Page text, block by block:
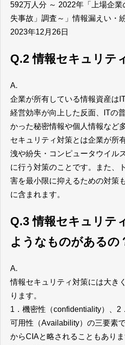
592万人分 ～ 2022年「上場企
失事故」調査～」情報漏えい・
2023年12月26日
Q.2 情報セキュリテ
A.
企業が所有している情報資産は
経営効率が向上した反面、ITの
かった秘密情報や個人情報など
セキュリティ対策とは企業が所
洩や紛失・コンピュータウイル
に行う対策のことです。また、
害を最小限に抑えるための対策
に含まれます。
Q.3 情報セキュリテ
ようなものがあるの
A.
情報セキュリティ対策には大き
ります。
1．機密性（confidentiality）、2
可用性（Availability）の三要素
からCIAと略されることもあり